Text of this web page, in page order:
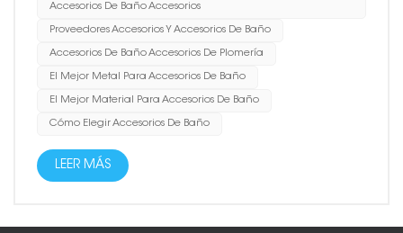
Accesorios De Baño Accesorios
Proveedores Accesorios Y Accesorios De Baño
Accesorios De Baño Accesorios De Plomería
El Mejor Metal Para Accesorios De Baño
El Mejor Material Para Accesorios De Baño
Cómo Elegir Accesorios De Baño
LEER MÁS